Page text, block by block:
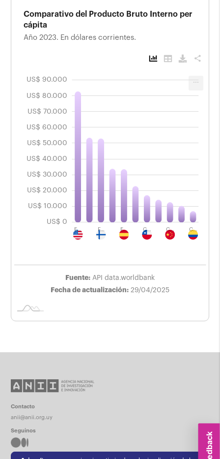
Comparativo del Producto Bruto Interno per
cápita
Año 2023. En dólares corrientes.
share
Comparativo del Producto Bruto Interno per
cápita
US$ 0
US$ 10.000
US$ 20.000
US$ 30.000
US$ 40.000
US$ 50.000
US$ 60.000
US$ 70.000
US$ 80.000
US$ 90.000
E… F… E… C… C… C…
Fuente: API data.worldbank
Fecha de actualización: 29/04/2025
...
Feedback
Contacto
anii@anii.org.uy
Seguinos